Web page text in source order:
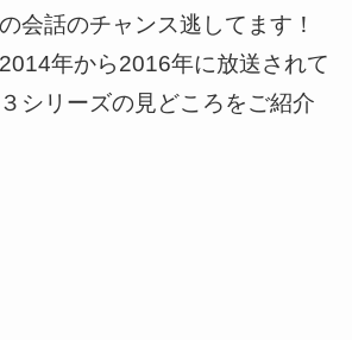
会話のチャンス逃してます！
年から2016年に放送されて
シリーズの見どころをご紹介